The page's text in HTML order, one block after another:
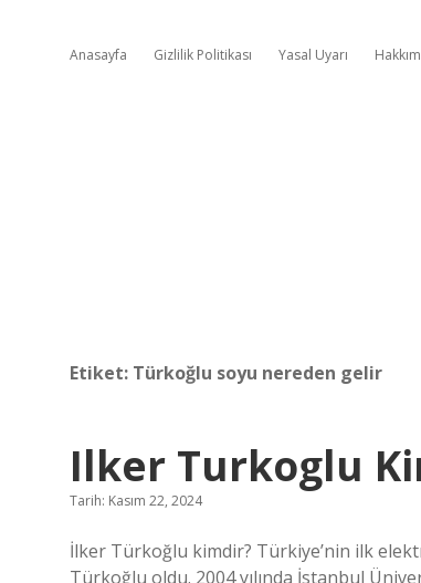
Anasayfa Gizlilik Politikası Yasal Uyarı
Etiket: Türkoğlu soyu nereden gelir
Ilker Turkoglu
Tarih: Kasım 22, 2024
İlker Türkoğlu kimdir? Türkiye’nin ilk
Türkoğlu oldu. 2004 yılında İstanbul